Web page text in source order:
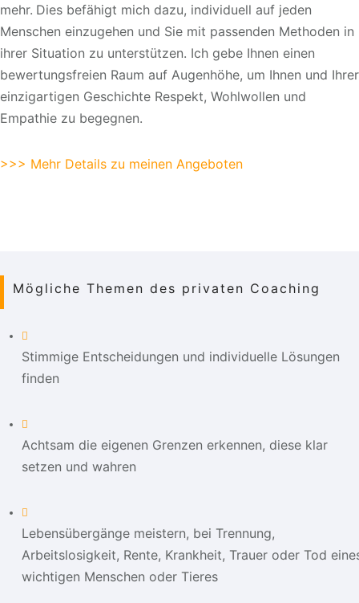
mehr. Dies befähigt mich dazu, individuell auf jeden
Menschen einzugehen und Sie mit passenden Methoden in
ihrer Situation zu unterstützen. Ich gebe Ihnen einen
bewertungsfreien Raum auf Augenhöhe, um Ihnen und Ihrer
einzigartigen Geschichte Respekt, Wohlwollen und
Empathie zu begegnen.
>>> Mehr Details zu meinen Angeboten
Mögliche Themen des privaten Coaching
Stimmige Entscheidungen und individuelle Lösungen
finden
Achtsam die eigenen Grenzen erkennen, diese klar
setzen und wahren
Lebensübergänge meistern, bei Trennung,
Arbeitslosigkeit, Rente, Krankheit, Trauer oder Tod
wichtigen Menschen oder Tieres